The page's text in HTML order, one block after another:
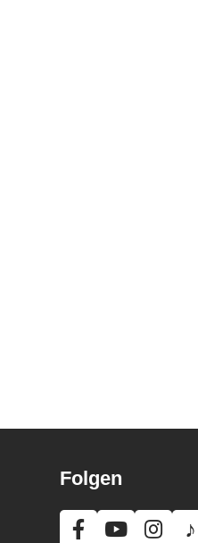
Folgen
♪